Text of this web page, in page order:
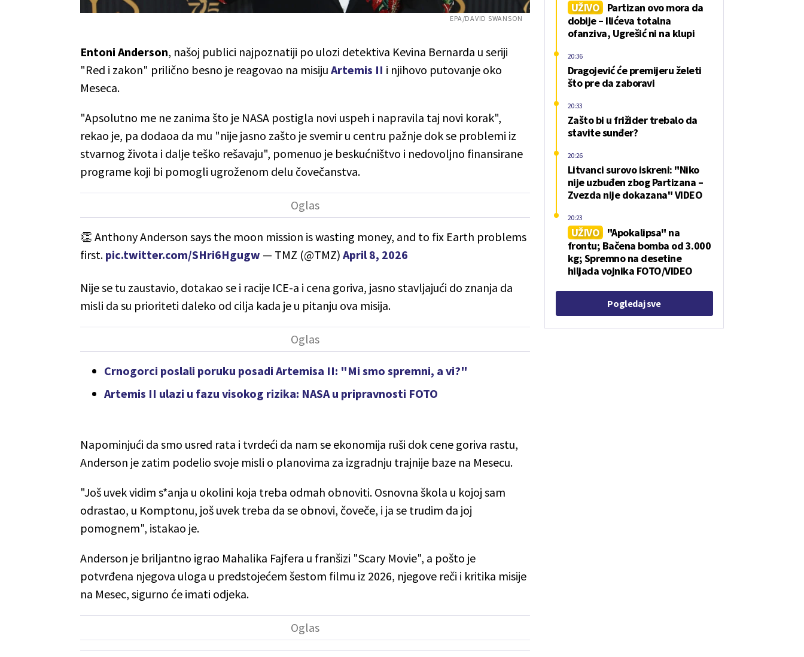
EPA/DAVID SWANSON
Entoni Anderson, našoj publici najpoznatiji po ulozi detektiva Kevina Bernarda u seriji
"Red i zakon" prilično besno je reagovao na misiju Artemis II i njihovo putovanje oko
Meseca.
"Apsolutno me ne zanima što je NASA postigla novi uspeh i napravila taj novi korak",
rekao je, pa dodaoa da mu "nije jasno zašto je svemir u centru pažnje dok se problemi iz
stvarnog života i dalje teško rešavaju", pomenuo je beskućništvo i nedovoljno finansirane
programe koji bi pomogli ugroženom delu čovečanstva.
👏 Anthony Anderson says the moon mission is wasting money, and to fix Earth problems
first. pic.twitter.com/SHri6Hgugw — TMZ (@TMZ) April 8, 2026
Nije se tu zaustavio, dotakao se i racije ICE-a i cena goriva, jasno stavljajući do znanja da
misli da su prioriteti daleko od cilja kada je u pitanju ova misija.
Crnogorci poslali poruku posadi Artemisa II: "Mi smo spremni, a vi?"
Artemis II ulazi u fazu visokog rizika: NASA u pripravnosti FOTO
Napominjući da smo usred rata i tvrdeći da nam se ekonomija ruši dok cene goriva rastu,
Anderson je zatim podelio svoje misli o planovima za izgradnju trajnije baze na Mesecu.
"Još uvek vidim s*anja u okolini koja treba odmah obnoviti. Osnovna škola u kojoj sam
odrastao, u Komptonu, još uvek treba da se obnovi, čoveče, i ja se trudim da joj
pomognem", istakao je.
Anderson je briljantno igrao Mahalika Fajfera u franšizi "Scary Movie", a pošto je
potvrđena njegova uloga u predstojećem šestom filmu iz 2026, njegove reči i kritika misije
na Mesec, sigurno će imati odjeka.
UŽIVO
Partizan ovo mora da
dobije – Ilićeva totalna
ofanziva, Ugrešić ni na klupi
Dragojević će premijeru želeti
što pre da zaboravi
20:36
Zašto bi u frižider trebalo da
stavite sunđer?
20:33
Litvanci surovo iskreni: "Niko
nije uzbuđen zbog Partizana –
Zvezda nije dokazana" VIDEO
20:26
UŽIVO
"Apokalipsa" na
frontu; Bačena bomba od 3.000
kg; Spremno na desetine
hiljada vojnika FOTO/VIDEO
20:23
Pogledaj sve